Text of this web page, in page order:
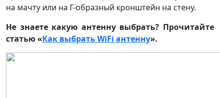
на мачту или на Г-образный кронштейн на стену.
Не знаете какую антенну выбрать? Прочитайте
статью «Как выбрать WiFi антенну».